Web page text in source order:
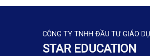
CÔNG TY TNHH ĐẦU TƯ GIÁO
STAR EDUCATION